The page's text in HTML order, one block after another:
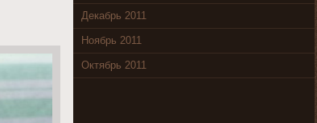
Декабрь 2011
Ноябрь 2011
Октябрь 2011